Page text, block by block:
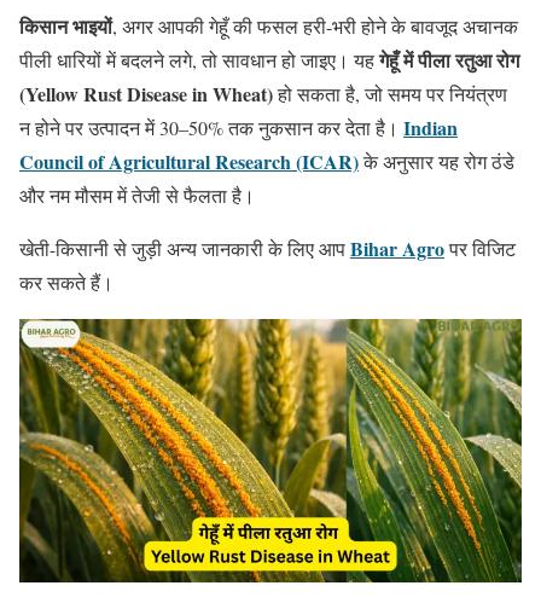
किसान भाइयों, अगर आपकी गेहूँ की फसल हरी-भरी होने के बावजूद अचानक
पीली धारियों में बदलने लगे, तो सावधान हो जाइए। यहगेहूँ में पीला रतुआ रोग
(Yellow Rust Disease in Wheat)हो सकता है, जो समय पर नियंत्रण
न होने पर उत्पादन में 30–50% तक नुकसान कर देता है। Indian
Council of Agricultural Research (ICAR)के अनुसार यह रोग ठंडे
और नम मौसम में तेजी से फैलता है।
खेती-किसानी से जुड़ी अन्य जानकारी के लिए आपBihar Agroपर विजिट
कर सकते हैं।